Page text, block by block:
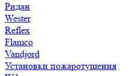
Ридан
Wester
Reflex
Flamco
Vandjord
Установки пожаротушения